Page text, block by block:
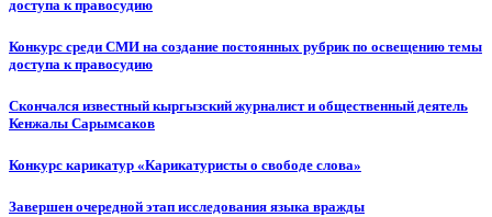
доступа к правосудию
Конкурс среди СМИ на создание постоянных рубрик по освещению темы
доступа к правосудию
Скончался известный кыргызский журналист и общественный деятель
Кенжалы Сарымсаков
Конкурс карикатур «Карикатуристы о свободе слова»
Завершен очередной этап исследования языка вражды